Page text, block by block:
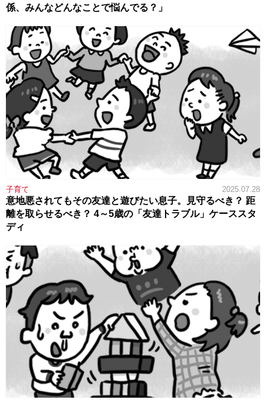
係、みんなどんなことで悩んでる？」
子育て 2025.07.28
意地悪されてもその友達と遊びたい息子。見守るべき？ 距
離を取らせるべき？ 4～5歳の「友達トラブル」ケーススタ
ディ